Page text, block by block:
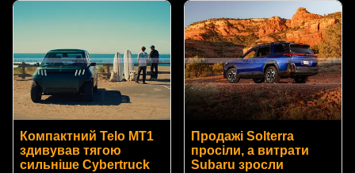
Компактний Telo MT1
здивував тягою
сильніше Cybertruck
Продажі Solterra
просіли, а витрати
Subaru зросли